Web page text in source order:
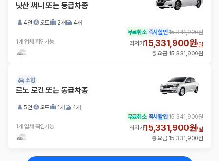
닛산 써니 또는 동급차종
4인 오토 2개 4개
1개 업체 확인가능
무료취소 즉시할인15,341,900원
최저가15,331,900원/일
총 요금 15,331,900원
소형
르노 로간 또는 동급차종
5인 오토 1개 4개
1개 업체 확인가능
무료취소 즉시할인15,341,900원
최저가15,331,900원/일
총 요금 15,331,900원